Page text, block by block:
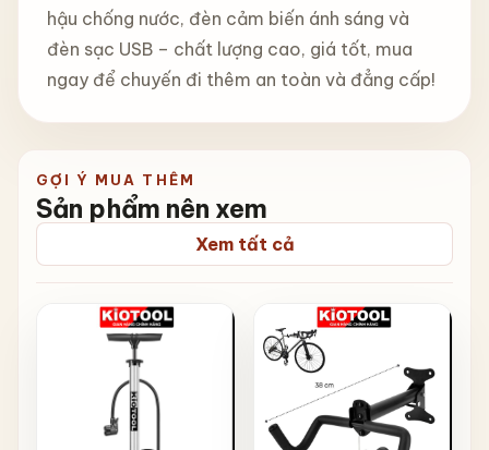
hậu chống nước, đèn cảm biến ánh sáng và
đèn sạc USB – chất lượng cao, giá tốt, mua
ngay để chuyến đi thêm an toàn và đẳng cấp!
GỢI Ý MUA THÊM
Sản phẩm nên xem
Xem tất cả